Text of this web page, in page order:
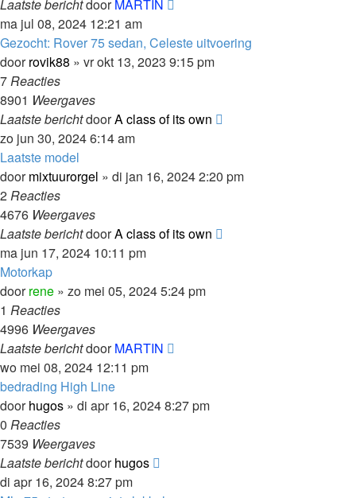
Laatste berichtdoorMARTIN
ma jul 08, 2024 12:21 am
Gezocht: Rover 75 sedan, Celeste uitvoering
doorrovik88 » vr okt 13, 2023 9:15 pm
7Reacties
8901 Weergaves
Laatste berichtdoorA class of its own
zo jun 30, 2024 6:14 am
Laatste model
doormixtuurorgel » di jan 16, 2024 2:20 pm
2Reacties
4676 Weergaves
Laatste berichtdoorA class of its own
ma jun 17, 2024 10:11 pm
Motorkap
doorrene » zo mei 05, 2024 5:24 pm
1 Reacties
4996 Weergaves
Laatste berichtdoorMARTIN
wo mei 08, 2024 12:11 pm
bedrading High Line
doorhugos » di apr 16, 2024 8:27 pm
0 Reacties
7539 Weergaves
Laatste berichtdoorhugos
di apr 16, 2024 8:27 pm